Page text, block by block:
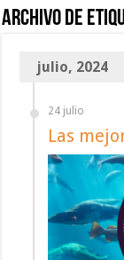
Archivo de
julio, 2024
24 julio
Las